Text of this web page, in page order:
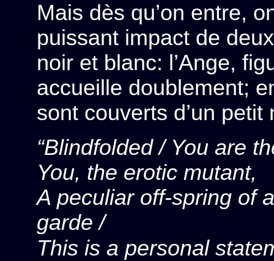
Mais dès qu’on entre,
puissant impact de
noir et blanc: l’Ange,
accueille doublement;
sont couverts d’un
“Blindfolded / You are
You, the erotic mutant,
A peculiar off-spring of
garde /
This is a personal